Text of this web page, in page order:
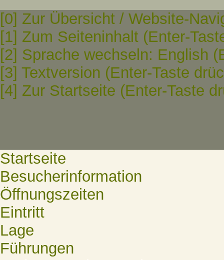
[0] Zur Übersicht / Website-
[1] Zum Seiteninhalt (Enter-
[2] Sprache wechseln: English
[3] Textversion (Enter-Taste
[4] Zur Startseite (Enter-Taste
Startseite
Besucherinformation
Öffnungszeiten
Eintritt
Lage
Führungen